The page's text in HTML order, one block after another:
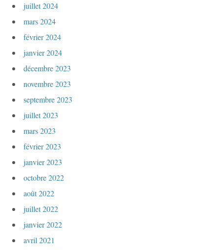
juillet 2024
mars 2024
février 2024
janvier 2024
décembre 2023
novembre 2023
septembre 2023
juillet 2023
mars 2023
février 2023
janvier 2023
octobre 2022
août 2022
juillet 2022
janvier 2022
avril 2021